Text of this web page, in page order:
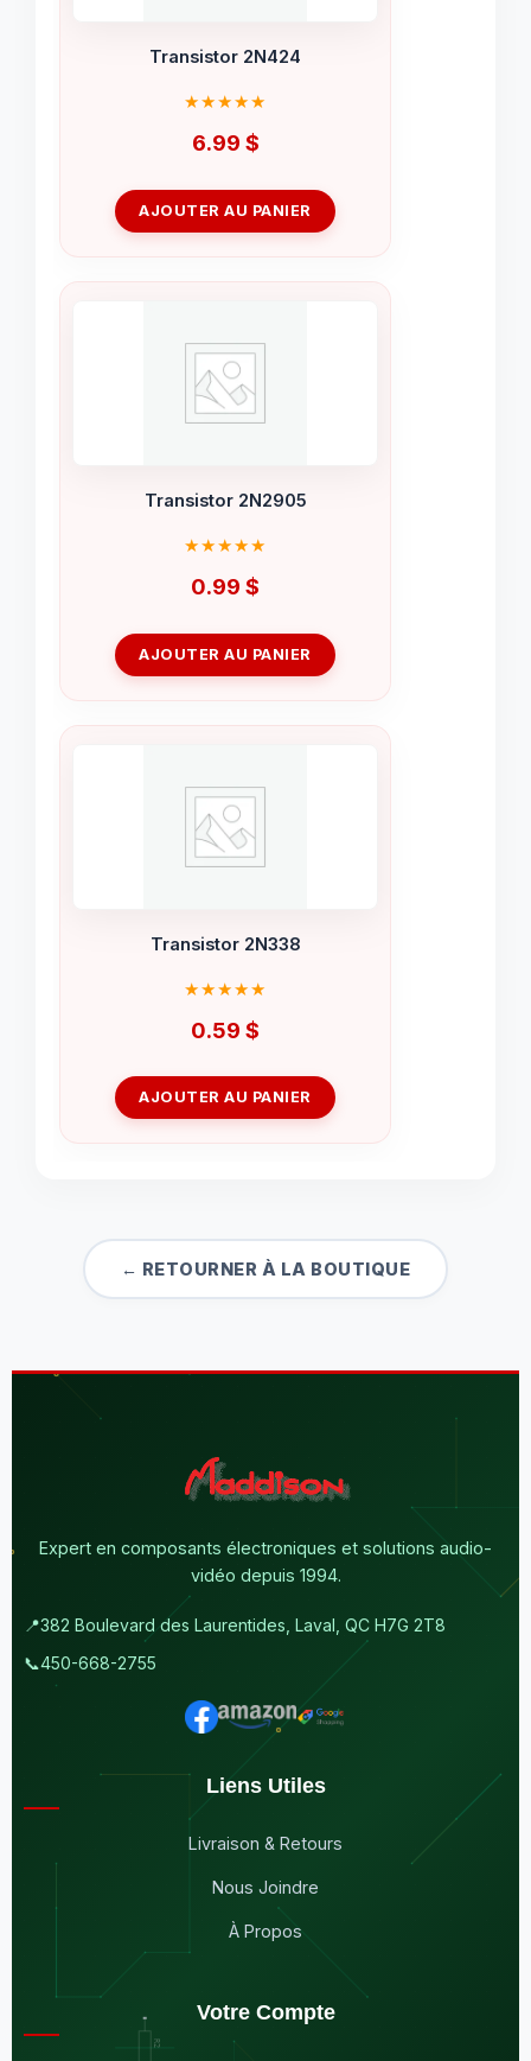
Transistor 2N424
6.99 $
AJOUTER AU PANIER
Transistor 2N2905
0.99 $
AJOUTER AU PANIER
Transistor 2N338
0.59 $
AJOUTER AU PANIER
← RETOURNER À LA BOUTIQUE
Expert en composants électroniques et solutions audio-
vidéo depuis 1994.
📍382 Boulevard des Laurentides, Laval, QC H7G 2T8
📞450-668-2755
Liens Utiles
Livraison & Retours
Nous Joindre
À Propos
Votre Compte